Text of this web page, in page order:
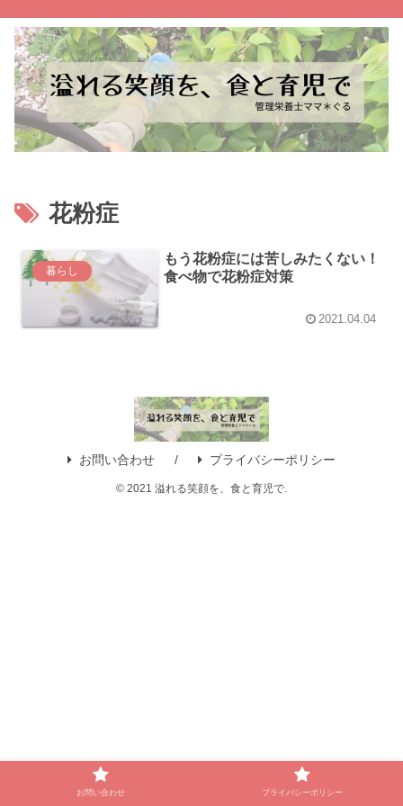
花粉症
暮らし
もう花粉症には苦しみたくない！
食べ物で花粉症対策
2021.04.04
お問い合わせ プライバシーポリシー
© 2021 溢れる笑顔を、食と育児で.
お問い合わせ プライバシーポリシー